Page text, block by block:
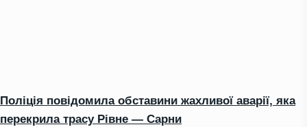
Поліція повідомила обставини жахливої аварії, яка
перекрила трасу Рівне — Сарни